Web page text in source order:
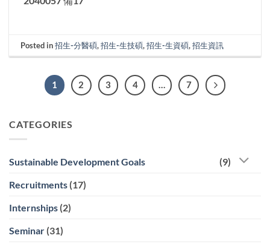
Posted in招生-分醫碩,招生-生技碩,招生-生資碩,招生資訊
1 2 3 4 … 7
CATEGORIES
Sustainable Development Goals (9)
Recruitments (17)
Internships (2)
Seminar (31)